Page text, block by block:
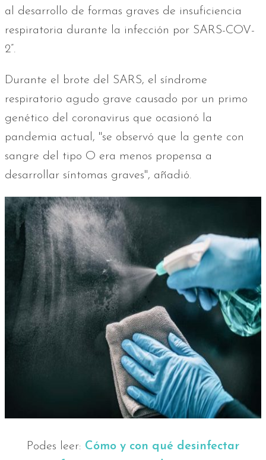
al desarrollo de formas graves de insuficiencia
respiratoria durante la infección por SARS-COV-
2”.
Durante el brote del SARS, el síndrome
respiratorio agudo grave causado por un primo
genético del coronavirus que ocasionó la
pandemia actual, "se observó que la gente con
sangre del tipo O era menos propensa a
desarrollar síntomas graves'', añadió.
Podes leer: Cómo y con qué desinfectar